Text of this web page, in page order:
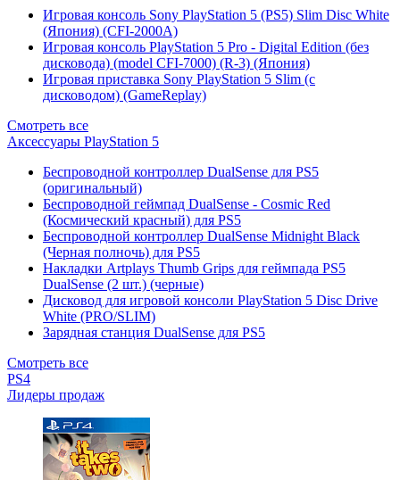
Игровая консоль Sony PlayStation 5 (PS5) Slim Disc White
(Япония) (CFI-2000A)
Игровая консоль PlayStation 5 Pro - Digital Edition (без
дисковода) (model CFI-7000) (R-3) (Япония)
Игровая приставка Sony PlayStation 5 Slim (с
дисководом) (GameReplay)
Смотреть все
Аксессуары PlayStation 5
Беспроводной контроллер DualSense для PS5
(оригинальный)
Беспроводной геймпад DualSense - Cosmic Red
(Космический красный) для PS5
Беспроводной контроллер DualSense Midnight Black
(Черная полночь) для PS5
Накладки Artplays Thumb Grips для геймпада PS5
DualSense (2 шт.) (черные)
Дисковод для игровой консоли PlayStation 5 Disc Drive
White (PRO/SLIM)
Зарядная станция DualSense для PS5
Смотреть все
PS4
Лидеры продаж